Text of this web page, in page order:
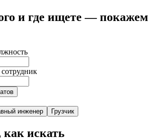
и где ищете — покажем
сотрудник
инженер Грузчик
искать